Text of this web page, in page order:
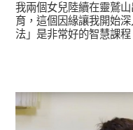
我兩個女兒陸續在靈鷲
育，這個因緣讓我開始
法」是非常好的智慧課程